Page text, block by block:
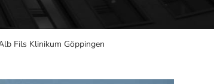
Fils Klinikum Göppingen